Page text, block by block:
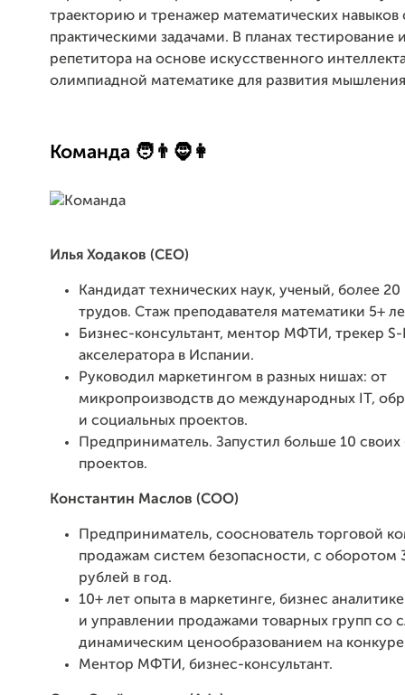
траекторию и тренажер математических навыков
практическими задачами. В планах тестирование
репетитора на основе искусственного
олимпиадной математике для развития
Команда 🧑👨🧔👩
Илья Ходаков (СEО)
Кандидат технических наук, ученый, более 20
трудов. Стаж преподавателя математики 5+
Бизнес-консультант, ментор МФТИ, трекер
акселератора в Испании.
Руководил маркетингом в разных нишах: от
микропроизводств до международных IT,
и социальных проектов.
Предприниматель. Запустил больше 10 своих
проектов.
Константин Маслов (COO)
Предприниматель, сооснователь торговой
продажам систем безопасности, с оборотом
рублей в год.
10+ лет опыта в маркетинге, бизнес
и управлении продажами товарных групп со
динамическим ценообразованием на
Ментор МФТИ, бизнес-консультант.